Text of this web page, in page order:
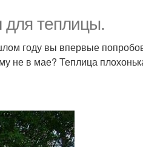
для теплицы.
году вы впервые
не в мае? Теплица